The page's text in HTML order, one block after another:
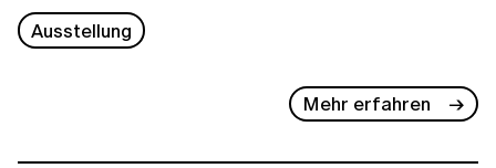
Ausstellung
Mehr erfahren